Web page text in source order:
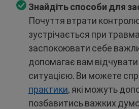
Знайдіть способи для
Почуття втрати
зустрічається при
заспокоювати себе
допомагає вам
ситуацією. Ви можете
практики, які можуть
позбавитись важких